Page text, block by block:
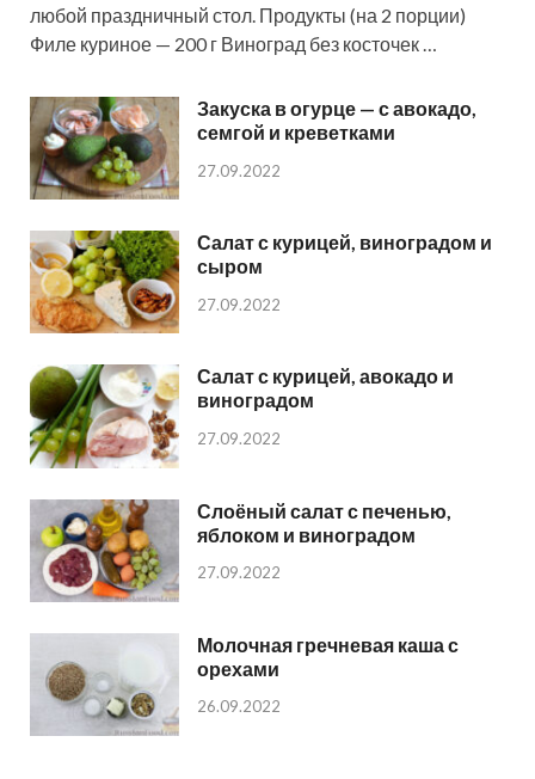
любой праздничный стол. Продукты (на 2 порции)
Филе куриное — 200 г Виноград без косточек …
Закуска в огурце — с авокадо,
семгой и креветками
27.09.2022
Салат с курицей, виноградом и
сыром
27.09.2022
Салат с курицей, авокадо и
виноградом
27.09.2022
Слоёный салат с печенью,
яблоком и виноградом
27.09.2022
Молочная гречневая каша с
орехами
26.09.2022